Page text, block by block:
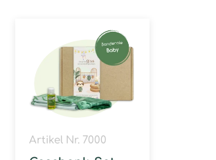
Artikel Nr. 7000